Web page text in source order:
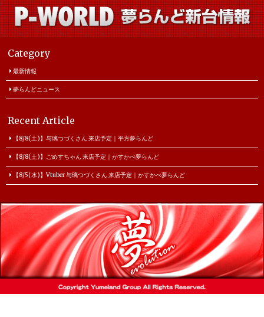
Category
最新情報
夢らんどニュース
Recent Article
【8/8(土)】与璃つづくさん 来店予定｜平方夢らんど
【8/8(土)】ごめすちゃん 来店予定｜かすかべ夢らんど
【8/5(水)】Vtuber 与璃つづくさん 来店予定｜かすかべ夢らんど